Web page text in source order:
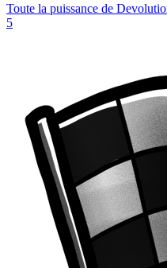
Toute la puissance de
5